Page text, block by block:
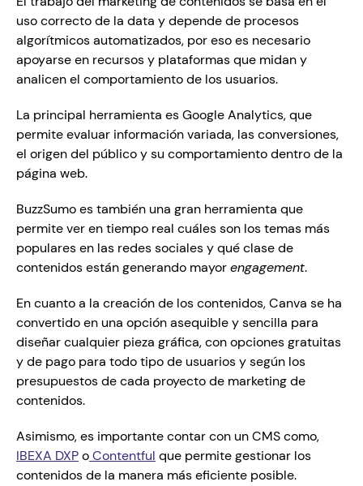
uso correcto de la data y depende de procesos
algorítmicos automatizados, por eso es necesario
apoyarse en recursos y plataformas que midan y
analicen el comportamiento de los usuarios.
La principal herramienta es Google Analytics, que
permite evaluar información variada, las conversiones,
el origen del público y su comportamiento dentro de la
página web.
BuzzSumo es también una gran herramienta que
permite ver en tiempo real cuáles son los temas más
populares en las redes sociales y qué clase de
contenidos están generando mayor engagement.
En cuanto a la creación de los contenidos, Canva se ha
convertido en una opción asequible y sencilla para
diseñar cualquier pieza gráfica, con opciones gratuitas
y de pago para todo tipo de usuarios y según los
presupuestos de cada proyecto de marketing de
contenidos.
IBEXA DXP o Contentful que permite gestionar los
contenidos de la manera más eficiente posible.